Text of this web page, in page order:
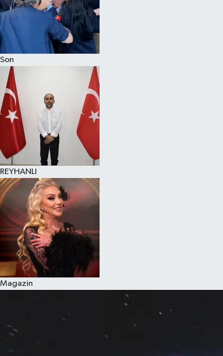
Son
REYHANLI
Magazin